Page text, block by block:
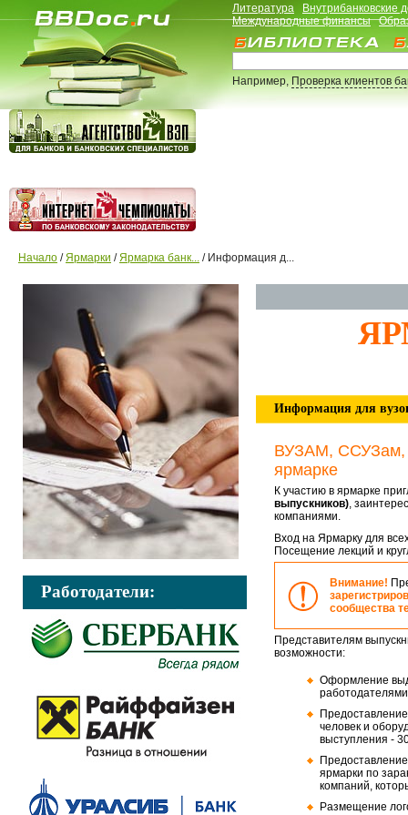
Литература
Внутрибанковские
Международные финансы
Например,Проверка клиентов
Начало /Ярмарки /Ярмарка банк... / Информация д...
Работодатели:
Информация для
ВУЗАМ, ССУЗам,
ярмарке
К участию в ярмарке
выпускников),
компаниями.
Вход на Ярмарку для
Посещение лекций и
Внимание!
сообщества
Представителям
возможности:
Оформление
человек и
выступления -
ярмарки по
компаний,
Размещение